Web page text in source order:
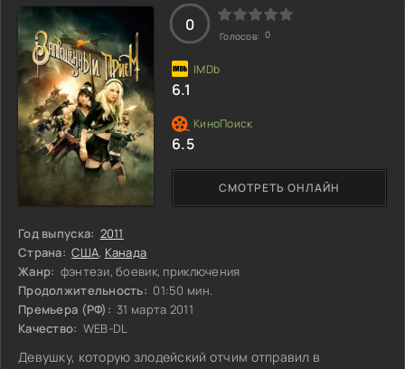
Год выпуска: 2011
Страна: США, Канада
Жанр: фэнтези, боевик, приключения
Продолжительность: 01:50 мин.
Премьера (РФ): 31 марта 2011
Качество: WEB-DL
Девушку, которую злодейский отчим отправил в
СМОТРЕТЬ ОНЛАЙН
0
Голосов: 0
6.1
6.5